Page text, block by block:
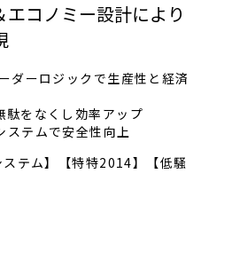
コノミー設計により
ダーロジックで生産性と経済
駄をなくし効率アップ
ステムで安全性向上
ステム】【特特2014】【低騒